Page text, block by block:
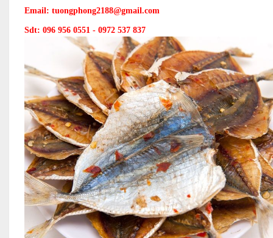
Email: tuongphong2188@gmail.com
Sdt: 096 956 0551 - 0972 537 837